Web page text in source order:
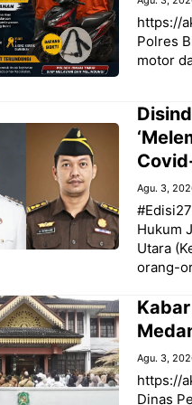
https://
Polres
motor
Agu. 3,
Hukum
Utara
orang-
Agu. 3,
https://
Dinas